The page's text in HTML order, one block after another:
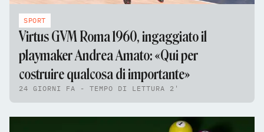
SPORT
Virtus GVM Roma 1960, ingaggiato il
playmaker Andrea Amato: «Qui per
costruire qualcosa di importante»
24 GIORNI FA - TEMPO DI LETTURA 2'